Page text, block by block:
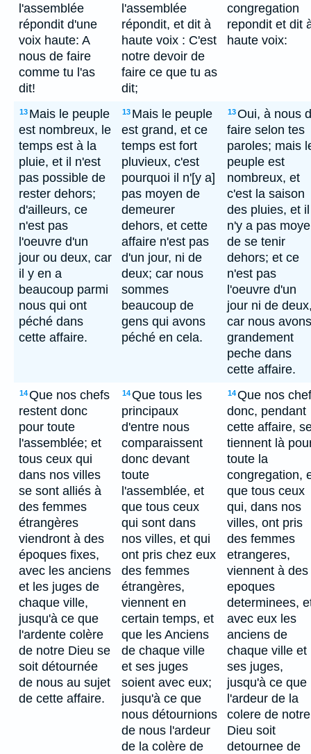
l'assemblée
répondit d'une
voix haute: A
nous de faire
comme tu l'as
dit!
l'assemblée
répondit, et dit à
haute voix : C'est
notre devoir de
faire ce que tu as
dit;
congregation
repondit et dit
haute voix:
13 Mais le peuple
est nombreux, le
temps est à la
pluie, et il n'est
pas possible de
rester dehors;
d'ailleurs, ce
n'est pas
l'oeuvre d'un
jour ou deux, car
il y en a
beaucoup parmi
nous qui ont
péché dans
cette affaire.
13 Mais le peuple
est grand, et ce
temps est fort
pluvieux, c'est
pourquoi il n'[y a]
pas moyen de
demeurer
dehors, et cette
affaire n'est pas
d'un jour, ni de
deux; car nous
sommes
beaucoup de
gens qui avons
péché en cela.
13Oui, à nous
faire selon tes
paroles; mais
peuple est
nombreux, et
c'est la saison
des pluies, et il
n'y a pas
de se tenir
dehors; et ce
n'est pas
l'oeuvre d'un
jour ni de
car nous avons
grandement
peche dans
cette affaire.
14Que nos chefs
restent donc
pour toute
l'assemblée; et
tous ceux qui
dans nos villes
se sont alliés à
des femmes
étrangères
viendront à des
époques fixes,
avec les anciens
et les juges de
chaque ville,
jusqu'à ce que
l'ardente colère
de notre Dieu se
soit détournée
de nous au sujet
de cette affaire.
14Que tous les
principaux
d'entre nous
comparaissent
donc devant
toute
l'assemblée, et
que tous ceux
qui sont dans
nos villes, et qui
ont pris chez eux
des femmes
étrangères,
viennent en
certain temps, et
que les Anciens
de chaque ville
et ses juges
soient avec eux;
jusqu'à ce que
nous détournions
de nous l'ardeur
de la colère de
14Que nos
donc, pendant
cette affaire,
tiennent là
toute la
congregation,
que tous ceux
qui, dans nos
villes, ont pris
des femmes
etrangeres,
viennent à des
epoques
determinees,
avec eux les
anciens de
chaque ville et
ses juges,
jusqu'à ce que
l'ardeur de la
colere de notre
Dieu soit
detournee de